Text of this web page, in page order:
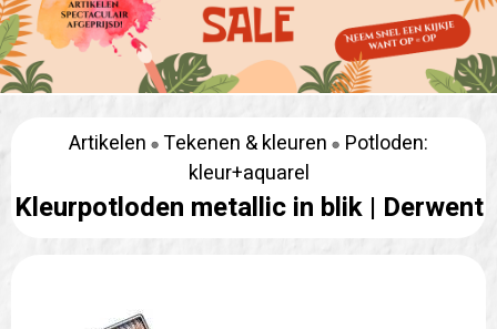
Artikelen Tekenen & kleuren
Potloden:
kleur+aquarel
Kleurpotloden metallic in blik | Derwent